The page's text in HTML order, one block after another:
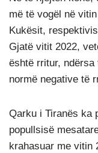
më të vogël në
Kukësit,
Gjatë vitit 2022,
është rritur,
normë negative të
Qarku i Tiranës ka
popullsisë
krahasuar me vitin